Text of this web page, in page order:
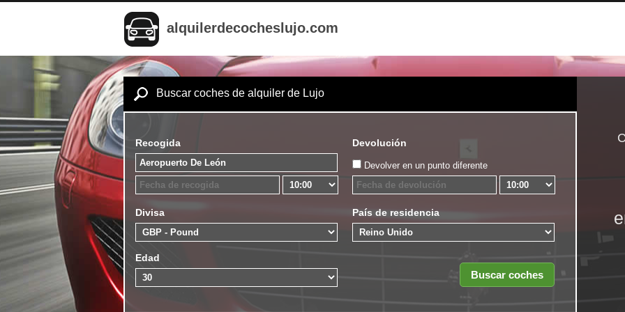
alquilerdecocheslujo.com
Buscar coches de alquiler de Lujo
Recogida Devolución
Devolver en un punto diferente
Divisa País de residencia
Edad